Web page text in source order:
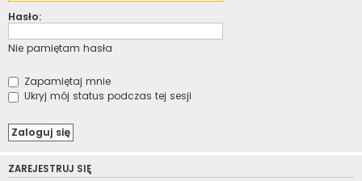
Hasło:
Nie pamiętam hasła
Zapamiętaj mnie
Ukryj mój status podczas tej sesji
ZAREJESTRUJ SIĘ